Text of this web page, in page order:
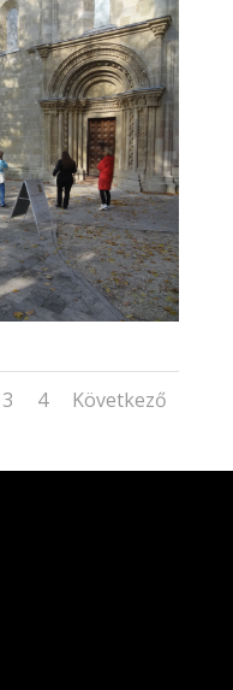
3 4 Következő